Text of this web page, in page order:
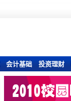
会计基础 投资理财